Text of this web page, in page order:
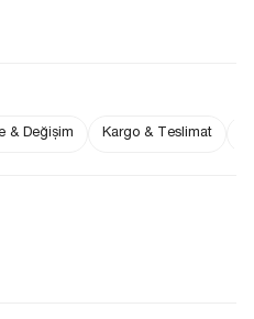
parçadır. Payetli elbiseler
edebileceği payetli
olacaktır.
& Değişim Kargo & Teslimat